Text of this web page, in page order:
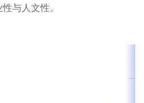
与人文性。